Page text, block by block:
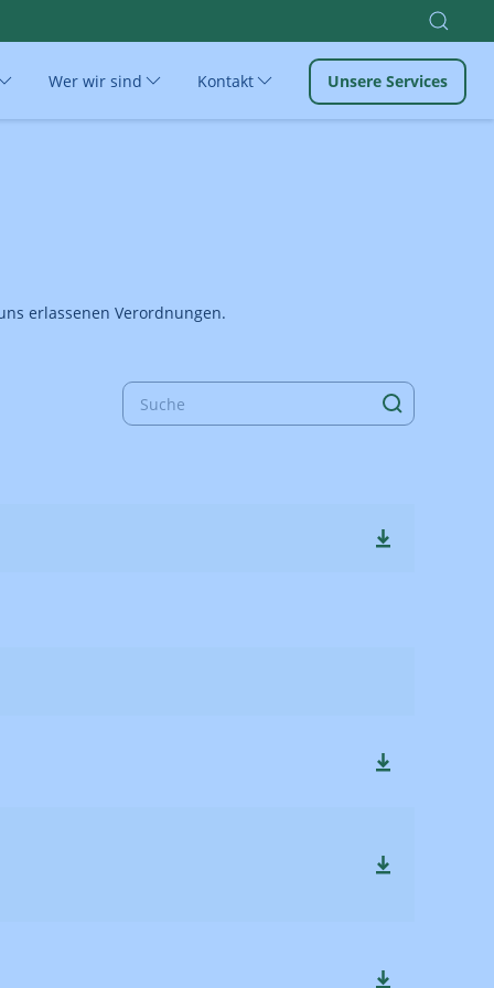
Wer wir sind Kontakt Unsere Services
erlassenen Verordnungen.